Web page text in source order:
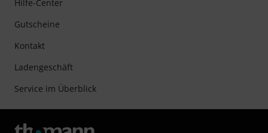
Hilfe-Center
Gutscheine
Kontakt
Ladengeschäft
Service im Überblick